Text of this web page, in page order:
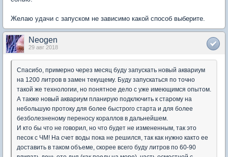
Желаю удачи с запуском не зависимо какой способ выберите.
Neogen
29 авг 2018
Спасибо, примерно через месяц буду запускать новый аквариум
на 1200 литров в замен текущему. Буду запускаться по точно
такой же технологии, но понятное дело с уже имеющимся опытом.
А также новый аквариум планирую подключить к старому на
небольшую протоку для более быстрого старта и для более
безболезненому переносу кораллов в дальнейшем.
И кто бы что не говорил, но что будет не измененным, так это
песок с ЧМ! На счет воды пока не решился, так как нужно както ее
доставить в таком объеме, скорее всего буду литров по 60-90